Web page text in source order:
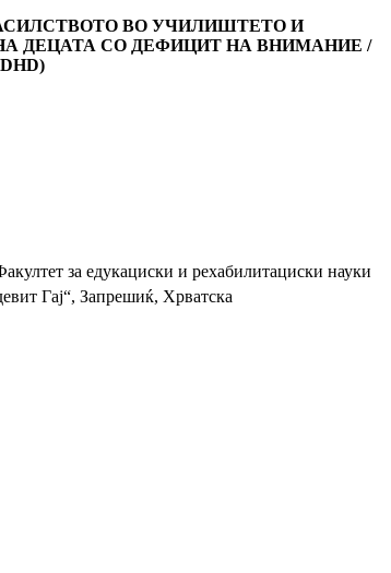
ВО УЧИЛИШТЕТО И
ДЕЦАТА СО ДЕФИЦИТ НА ВНИМАНИЕ /
за едукациски и рехабилитациски науки
Гај“, Запрешиќ, Хрватска